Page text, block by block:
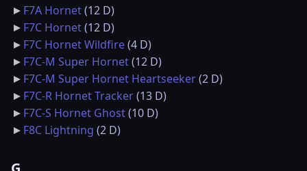
F7A Hornet(12 D)
F7C Hornet(12 D)
F7C Hornet Wildfire(4 D)
F7C-M Super Hornet(12 D)
F7C-M Super Hornet Heartseeker(2 D)
F7C-R Hornet Tracker(13 D)
F7C-S Hornet Ghost(10 D)
F8C Lightning (2 D)